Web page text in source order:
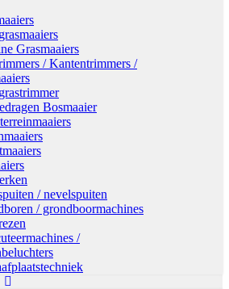
Grasmaaiers
/ Kantentrimmers /
Bosmaaier
/ nevelspuiten
/ grondboormachines
/